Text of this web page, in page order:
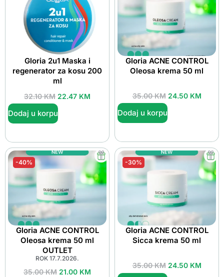
Gloria 2u1 Maska i
regenerator za kosu 200
ml
32.10KM 22.47 KM
Dodaj u korpu
Gloria ACNE CONTROL
Oleosa krema 50 ml
35.00KM 24.50 KM
Dodaj u korpu
-40%
Gloria ACNE CONTROL
Oleosa krema 50 ml
OUTLET
ROK 17.7.2026.
35.00KM 21.00 KM
-30%
Gloria ACNE CONTROL
Sicca krema 50 ml
35.00KM 24.50 KM